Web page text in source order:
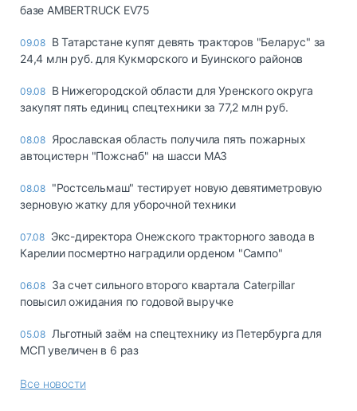
базе AMBERTRUCK EV75
09.08 В Татарстане купят девять тракторов "Беларус" за
24,4 млн руб. для Кукморского и Буинского районов
09.08 В Нижегородской области для Уренского округа
закупят пять единиц спецтехники за 77,2 млн руб.
08.08 Ярославская область получила пять пожарных
автоцистерн "Пожснаб" на шасси МАЗ
08.08 "Ростсельмаш" тестирует новую девятиметровую
зерновую жатку для уборочной техники
07.08 Экс-директора Онежского тракторного завода в
Карелии посмертно наградили орденом "Сампо"
06.08 За счет сильного второго квартала Caterpillar
повысил ожидания по годовой выручке
05.08 Льготный заём на спецтехнику из Петербурга для
МСП увеличен в 6 раз
Все новости